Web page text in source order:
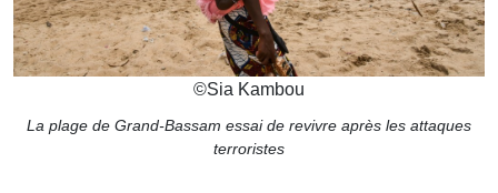
©Sia Kambou
La plage de Grand-Bassam essai de revivre après les attaques
terroristes